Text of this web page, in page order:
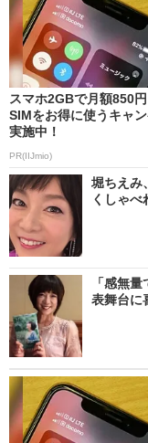
スマホ2GBで月額850
SIMをお得に使うキャ
実施中！
PR(IIJmio)
堀ちえみ
くしゃべ
「感無
表舞台に